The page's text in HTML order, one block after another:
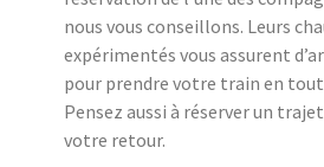
nous vous conseillons. Leurs
expérimentés vous assurent
pour prendre votre train en
Pensez aussi à réserver un
votre retour.